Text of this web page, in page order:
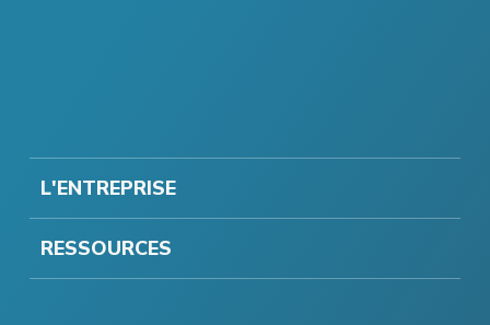
L'ENTREPRISE
RESSOURCES